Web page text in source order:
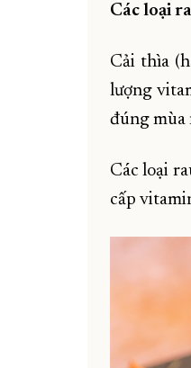
Các loại
Cải thìa
lượng
đúng mùa
Các loại
cấp